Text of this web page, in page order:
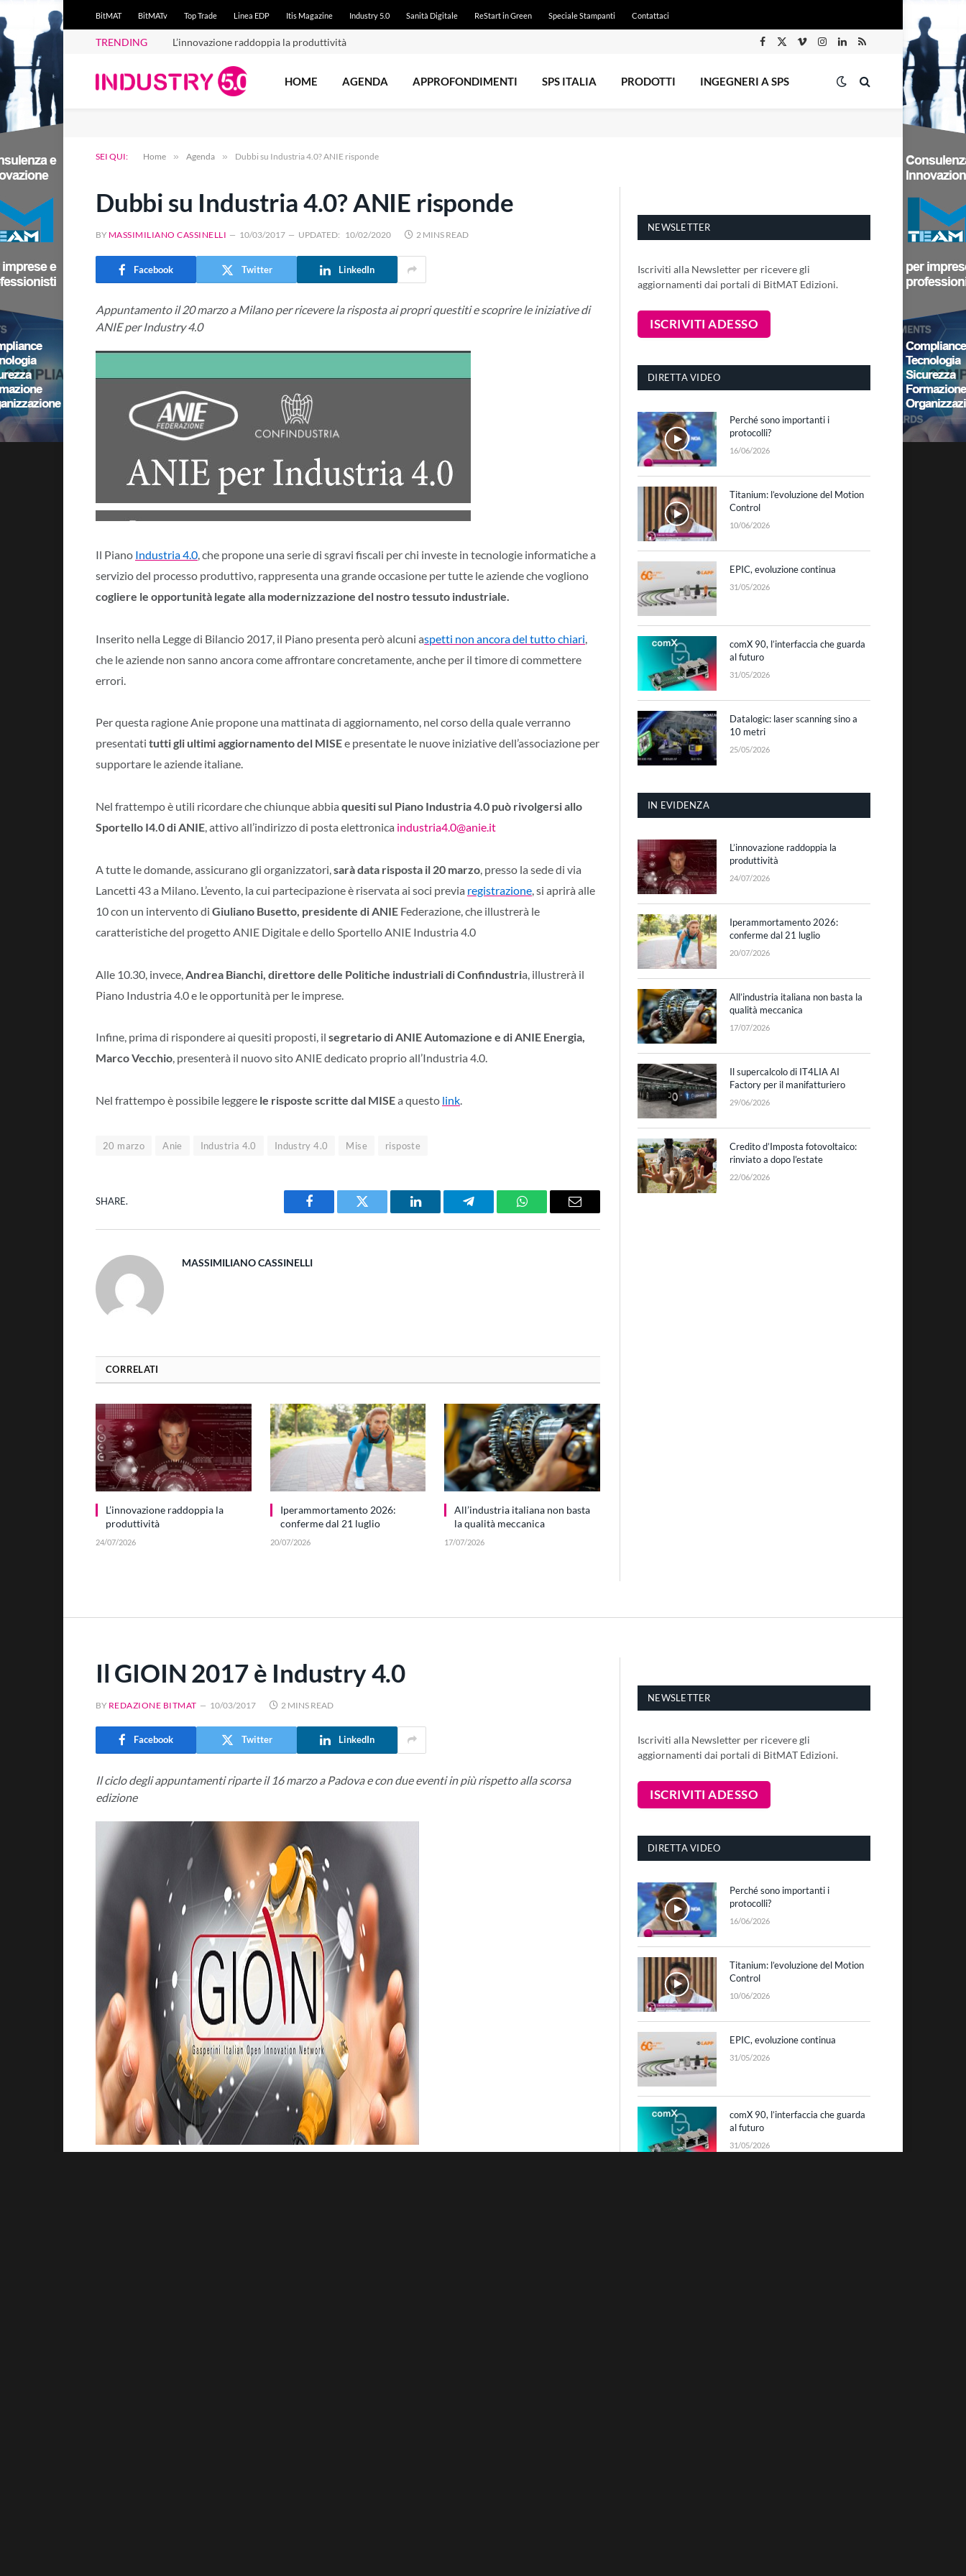
BitMAT BitMATv Top Trade Linea EDP Itis Magazine Industry 5.0 Sanità Digitale ReStart in Green Speciale Stampanti Contattaci
TRENDING L’innovazione raddoppia la produttività
Facebook
X
VimeoInstagram
LinkedIn
RSS
HOME AGENDA APPROFONDIMENTI SPS ITALIA PRODOTTI INGEGNERI A SPS
SEI QUI: Home » Agenda » Dubbi su Industria 4.0? ANIE risponde
Dubbi su Industria 4.0? ANIE risponde
BY MASSIMILIANO CASSINELLI 10/03/2017 UPDATED: 10/02/2020 2 MINS READ
Facebook Twitter LinkedIn
Appuntamento il 20 marzo a Milano per ricevere la risposta ai propri questiti e scoprire le iniziative di
ANIE per Industry 4.0
Il Piano Industria 4.0, che propone una serie di sgravi fiscali per chi investe in tecnologie informatiche a
servizio del processo produttivo, rappresenta una grande occasione per tutte le aziende che vogliono
cogliere le opportunità legate alla modernizzazione del nostro tessuto industriale.
Inserito nella Legge di Bilancio 2017, il Piano presenta però alcuni aspetti non ancora del tutto chiari
che le aziende non sanno ancora come affrontare concretamente, anche per il timore di commettere
errori.
Per questa ragione Anie propone una mattinata di aggiornamento, nel corso della quale verranno
presentati tutti gli ultimi aggiornamento del MISEe presentate le nuove iniziative dell’associazione per
supportare le aziende italiane.
Nel frattempo è utili ricordare che chiunque abbia quesiti sul Piano Industria 4.0 può rivolgersi allo
Sportello I4.0 di ANIE, attivo all’indirizzo di posta elettronica industria4.0@anie.it
A tutte le domande, assicurano gli organizzatori, sarà data risposta il 20 marzo , presso la sede di via
Lancetti 43 a Milano. L’evento, la cui partecipazione è riservata ai soci previa registrazione , si aprirà alle
10 con un intervento di Giuliano Busetto, presidente di ANIE Federazione, che illustrerà le
caratteristiche del progetto ANIE Digitale e dello Sportello ANIE Industria 4.0
Alle 10.30, invece, Andrea Bianchi, direttore delle Politiche industriali di Confindustria, illustrerà il
Piano Industria 4.0 e le opportunità per le imprese.
Infine, prima di rispondere ai quesiti proposti, il segretario di ANIE Automazione e di ANIE Energia,
Marco Vecchio, presenterà il nuovo sito ANIE dedicato proprio all’Industria 4.0.
Nel frattempo è possibile leggere le risposte scritte dal MISEa questo link.
20 marzo Anie Industria 4.0 Industry 4.0 Mise risposte
SHARE.
Facebook Twitter LinkedIn Telegram WhatsAppEmail
MASSIMILIANO CASSINELLI
CORRELATI
L’innovazione raddoppia la
produttività
24/07/2026
Iperammortamento 2026:
conferme dal 21 luglio
20/07/2026
All’industria italiana non basta
la qualità meccanica
17/07/2026
NEWSLETTER
Iscriviti alla Newsletter per ricevere gli
aggiornamenti dai portali di BitMAT Edizioni.
DIRETTA VIDEO
Perché sono importanti i
protocolli?
16/06/2026
Titanium: l’evoluzione del Motion
Control
10/06/2026
EPIC, evoluzione continua
31/05/2026
comX 90, l’interfaccia che guarda
al futuro
31/05/2026
Datalogic: laser scanning sino a
10 metri
25/05/2026
IN EVIDENZA
L’innovazione raddoppia la
produttività
24/07/2026
Iperammortamento 2026:
conferme dal 21 luglio
20/07/2026
All’industria italiana non basta la
qualità meccanica
17/07/2026
Il supercalcolo di IT4LIA AI
Factory per il manifatturiero
29/06/2026
Credito d’Imposta fotovoltaico:
rinviato a dopo l’estate
22/06/2026
Il GIOIN 2017 è Industry 4.0
BY REDAZIONE BITMAT 10/03/2017 2 MINS READ
Facebook Twitter LinkedIn
Il ciclo degli appuntamenti riparte il 16 marzo a Padova e con due eventi in più rispetto alla scorsa
edizione
NEWSLETTER
Iscriviti alla Newsletter per ricevere gli
aggiornamenti dai portali di BitMAT Edizioni.
DIRETTA VIDEO
Perché sono importanti i
protocolli?
16/06/2026
Titanium: l’evoluzione del Motion
Control
10/06/2026
EPIC, evoluzione continua
31/05/2026
comX 90, l’interfaccia che guarda
al futuro
31/05/2026